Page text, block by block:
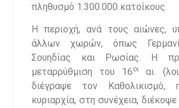
πληθυσμό 1.300.000 κατοίκους.
Η περιοχή, ανά τους αιώνες,
άλλων χωρών, όπως
Σουηδίας και Ρωσίας. Η
μεταρρύθμιση του 16οι
αι.
διέγραψε τον Καθολικισμό,
κυριαρχία, στη συνέχεια,